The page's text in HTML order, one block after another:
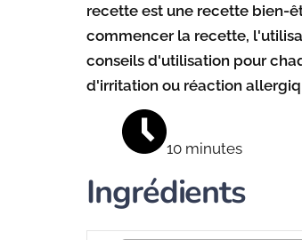
recette est une recette bien-
commencer la recette,
conseils d'utilisation pour
d'irritation ou réaction
10 minutes
Ingrédients